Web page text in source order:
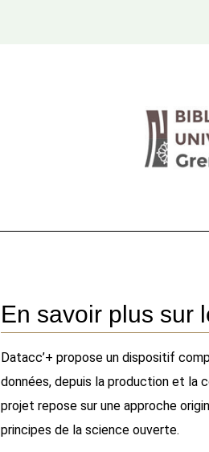
En savoir plus sur
Datacc’+ propose un dispositif
données, depuis la production et la
projet repose sur une approche
principes de la science ouverte.